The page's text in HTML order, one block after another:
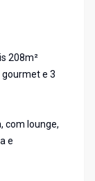
208m²
e 3
com lounge,
e